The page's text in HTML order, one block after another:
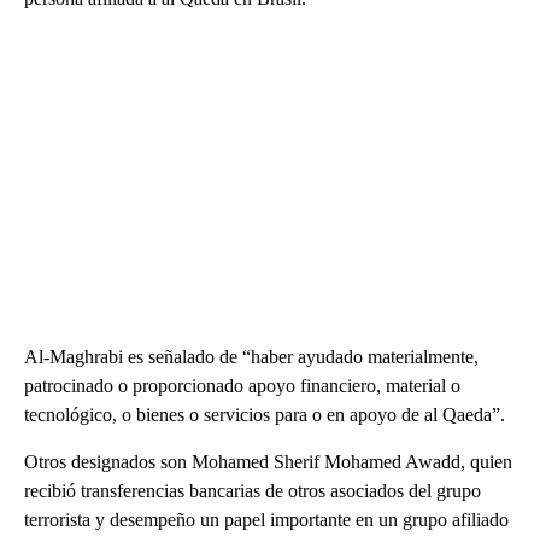
Al-Maghrabi es señalado de “haber ayudado materialmente,
patrocinado o proporcionado apoyo financiero, material o
tecnológico, o bienes o servicios para o en apoyo de al Qaeda”.
Otros designados son Mohamed Sherif Mohamed Awadd, quien
recibió transferencias bancarias de otros asociados del grupo
terrorista y desempeño un papel importante en un grupo afiliado